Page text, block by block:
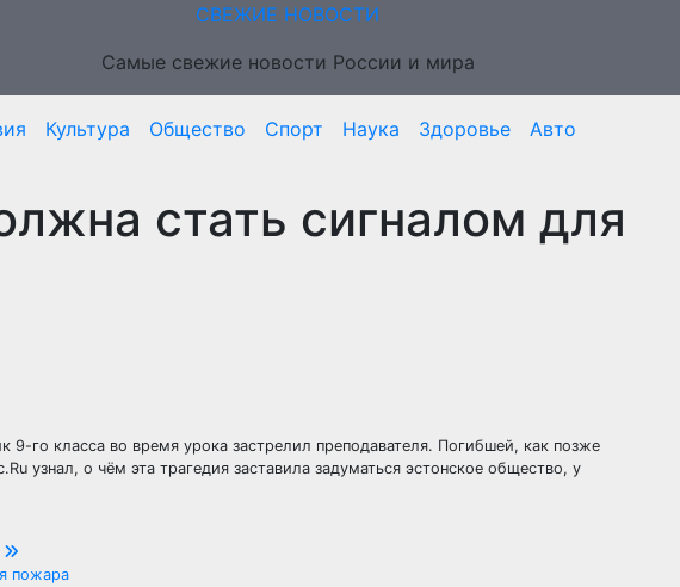
СВЕЖИЕ НОВОСТИ
Самые свежие новости России и мира
Культура Общество Спорт Наука Здоровье
Авто
стать сигналом для
го класса во время урока застрелил преподавателя. Погибшей, как позже
узнал, о чём эта трагедия заставила задуматься эстонское общество, у
пожара